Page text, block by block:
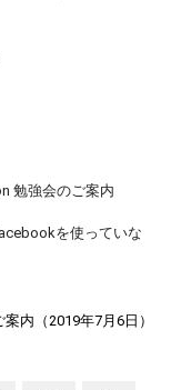
勉強会のご案内
を使っていな
内（2019年7月6日）